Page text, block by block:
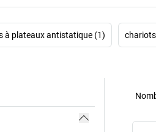
à plateaux antistatique (1)